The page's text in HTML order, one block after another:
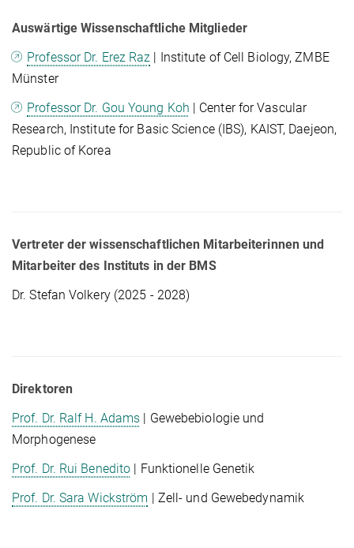
Auswärtige Wissenschaftliche Mitglieder
Professor Dr. Erez Raz | Institute of Cell Biology, ZMBE
Münster
Professor Dr. Gou Young Koh | Center for Vascular
Research, Institute for Basic Science (IBS), KAIST, Daejeon,
Republic of Korea
Vertreter der wissenschaftlichen Mitarbeiterinnen und
Mitarbeiter des Instituts in der BMS
Dr. Stefan Volkery (2025 - 2028)
Direktoren
Prof. Dr. Ralf H. Adams | Gewebebiologie und
Morphogenese
Prof. Dr. Rui Benedito | Funktionelle Genetik
Prof. Dr. Sara Wickström | Zell- und Gewebedynamik